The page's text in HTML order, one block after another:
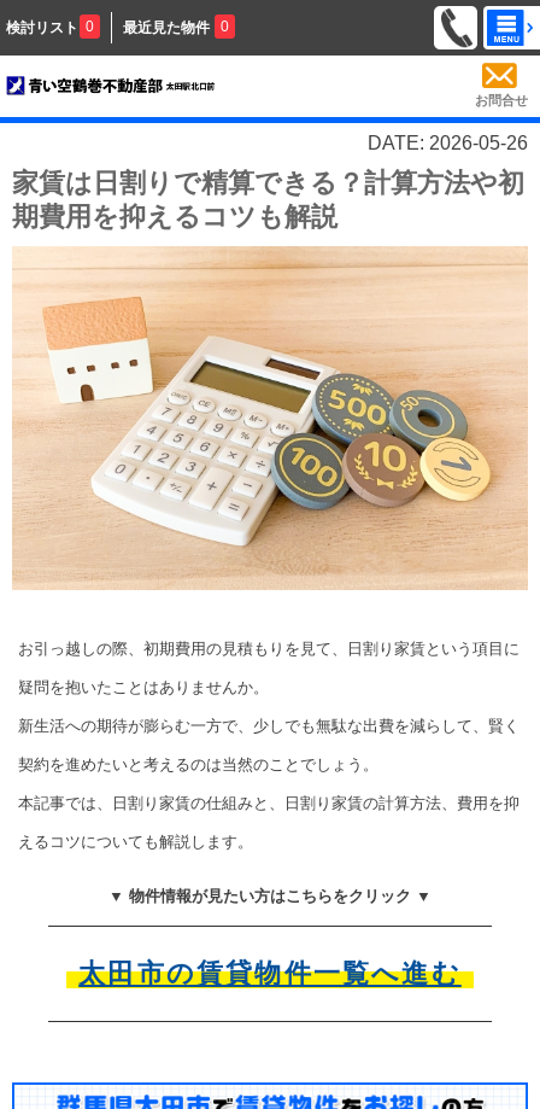
検討リスト 0 最近見た物件 0
お問合せ
DATE: 2026-05-26
家賃は日割りで精算できる？計算方法や初
期費用を抑えるコツも解説
お引っ越しの際、初期費用の見積もりを見て、日割り家賃という項目に
疑問を抱いたことはありませんか。
新生活への期待が膨らむ一方で、少しでも無駄な出費を減らして、賢く
契約を進めたいと考えるのは当然のことでしょう。
本記事では、日割り家賃の仕組みと、日割り家賃の計算方法、費用を抑
えるコツについても解説します。
▼ 物件情報が見たい方はこちらをクリック ▼
太田市の賃貸物件一覧へ進む